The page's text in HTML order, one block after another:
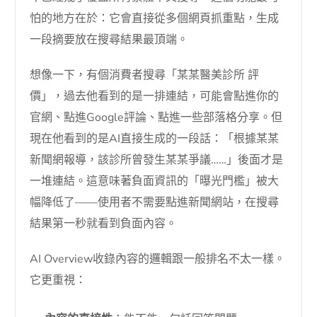
怕的地方在於：它會直接從多個網頁抓重點，生成
一段摘要放在搜尋結果最頂端。
想像一下，有個消費者搜尋「某某醫美診所 評
價」，過去他看到的是一排連結，可能會點進你的
官網、點進Google評論、點進一些部落格分享。但
現在他看到的是AI直接生成的一段話：「根據某某
新聞網報導，該診所曾發生某某爭議……」後面才是
一堆連結。這意味著負面資訊的「曝光門檻」被大
幅降低了——使用者不需要點進新聞網站，在搜尋
結果第一秒就看到負面內容。
AI Overview收錄內容的邏輯跟一般排名不太一樣。
它更重視：